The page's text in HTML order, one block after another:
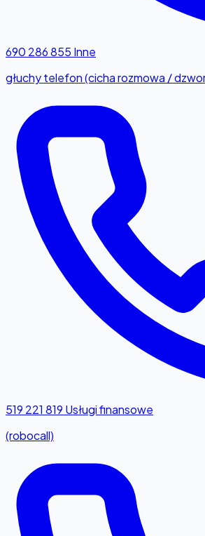
690 286 855 Inne
głuchy telefon (cicha rozmowa /
519 221 819 Usługi finansowe
(robocall)